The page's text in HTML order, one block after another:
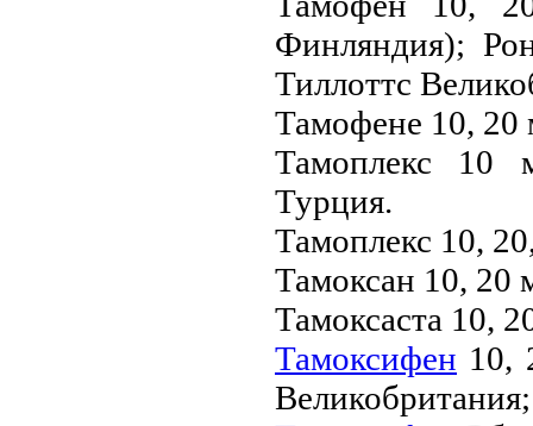
Финляндия);
Тиллоттс
Тамофене 10, 20
Тамоплекс 10
Турция.
Тамоплекс 10,
Тамоксан 10, 20
Тамоксаста 10,
Тамоксифен 10,